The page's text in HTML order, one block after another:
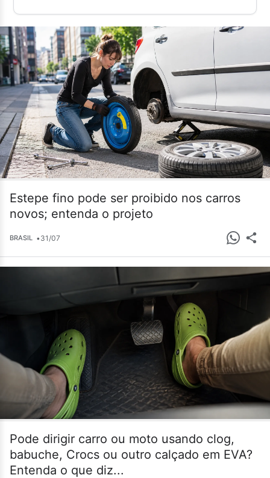
Estepe fino pode ser proibido nos carros
novos; entenda o projeto
BRASIL •31/07
Pode dirigir carro ou moto usando clog,
babuche, Crocs ou outro calçado em EVA?
Entenda o que diz...